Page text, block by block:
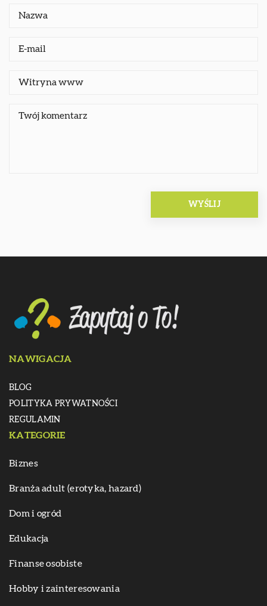
NAWIGACJA
BLOG
POLITYKA PRYWATNOŚCI
REGULAMIN
KATEGORIE
Biznes
Branża adult (erotyka, hazard)
Dom i ogród
Edukacja
Finanse osobiste
Hobby i zainteresowania